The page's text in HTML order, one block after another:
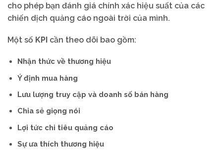
cho phép bạn đánh giá chính xác hiệu suất của các
chiến dịch quảng cáo ngoài trời của mình.
Một số KPI cần theo dõi bao gồm:
Nhận thức về thương hiệu
Ý định mua hàng
Lưu lượng truy cập và doanh số bán hàng
Chia sẻ giọng nói
Lợi tức chi tiêu quảng cáo
Sự ưa thích thương hiệu